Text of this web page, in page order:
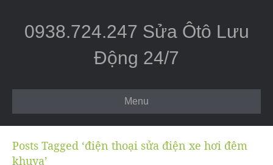
0938.724.247 Sửa Ôtô Lưu
Động 24/7
Menu
Posts Tagged ‘điện thoại sửa điện xe hơi đêm
khuya’